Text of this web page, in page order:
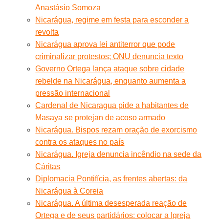
Anastásio Somoza
Nicarágua, regime em festa para esconder a
revolta
Nicarágua aprova lei antiterror que pode
criminalizar protestos; ONU denuncia texto
Governo Ortega lança ataque sobre cidade
rebelde na Nicarágua, enquanto aumenta a
pressão internacional
Cardenal de Nicaragua pide a habitantes de
Masaya se protejan de acoso armado
Nicarágua. Bispos rezam oração de exorcismo
contra os ataques no país
Nicarágua. Igreja denuncia incêndio na sede da
Cáritas
Diplomacia Pontifícia, as frentes abertas: da
Nicarágua à Coreia
Nicarágua. A última desesperada reação de
Ortega e de seus partidários: colocar a Igreja